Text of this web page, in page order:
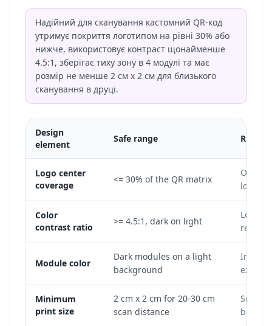
Надійний для сканування кастомний QR-код
утримує покриття логотипом на рівні 30% або
нижче, використовує контраст щонайменше
4.5:1, зберігає тиху зону в 4 модулі та має
розмір не менше 2 см x 2 см для близького
сканування в друці.
Design
element
Safe range Risk if
Logo center
coverage
<= 30% of the QR matrix
lower-
Color
contrast ratio
>= 4.5:1, dark on light
Low
Module color
Dark modules on a light
background
expect
Minimum
print size
2 cm x 2 cm for 20-30 cm
scan distance
Small